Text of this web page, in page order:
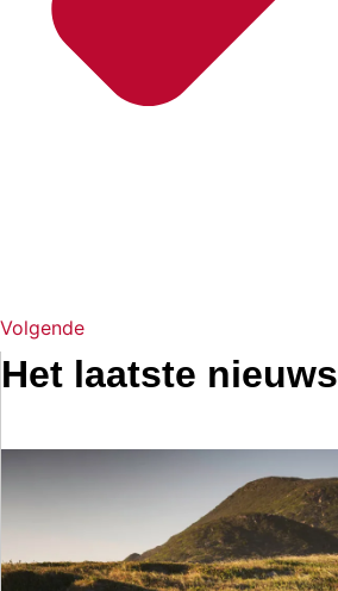
Volgende
Het laatste nieuws